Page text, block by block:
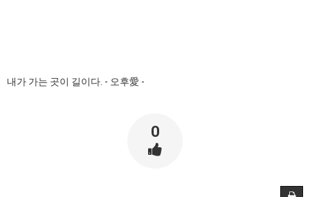
내가 가는 곳이 길이다. - 오후愛 -
0